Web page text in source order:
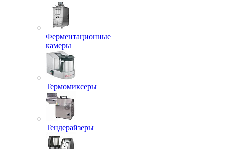
Ферментационные
камеры
Термомиксеры
Тендерайзеры